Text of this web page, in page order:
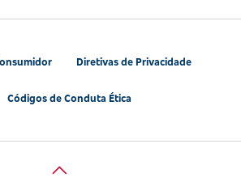
Diretivas de Privacidade
Códigos de Conduta Ética